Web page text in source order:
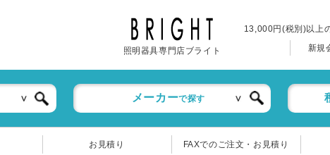
照明器具専門店ブライト
13,000円(税別)以上
新規
メーカーで探す
お見積り FAXでのご注文・お見積り